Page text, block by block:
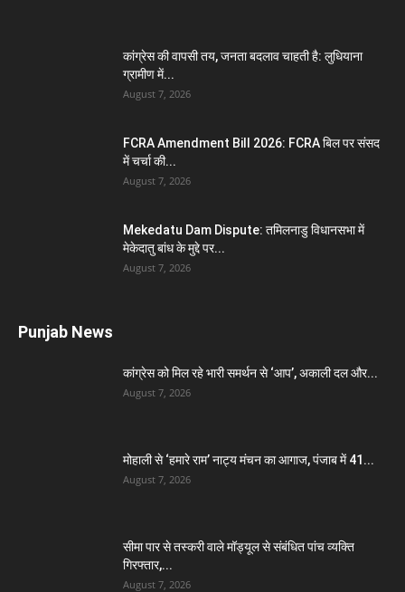
कांग्रेस की वापसी तय, जनता बदलाव चाहती है: लुधियाना
ग्रामीण में...
August 7, 2026
FCRA Amendment Bill 2026: FCRA बिल पर संसद
में चर्चा की...
August 7, 2026
Mekedatu Dam Dispute: तमिलनाडु विधानसभा में
मेकेदातु बांध के मुद्दे पर...
August 7, 2026
Punjab News
कांग्रेस को मिल रहे भारी समर्थन से ‘आप’, अकाली दल और...
August 7, 2026
मोहाली से ‘हमारे राम’ नाट्य मंचन का आगाज, पंजाब में 41...
August 7, 2026
सीमा पार से तस्करी वाले मॉड्यूल से संबंधित पांच व्यक्ति
गिरफ्तार,...
August 7, 2026